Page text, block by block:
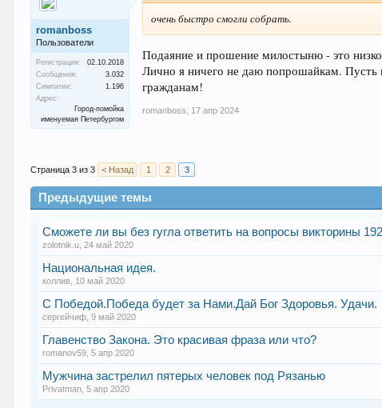
romanboss
Пользователи
Регистрация:
02.10.2018
Сообщения:
3.032
Симпатии:
1.196
Адрес:
Город-помойка
именуемая Петербургом
очень быстро смогли собрать.
Подаяние и прошение милостыню - это
Лично я ничего не даю попрошайкам. Пусть
гражданам!
romanboss 17 апр 2024
Страница 3 из 3 < Назад 1 2 3
Предыдущие темы
Сможете ли вы без гугла ответить на вопросы викторины
zolotnik.u ,24 май 2020
Национальная идея.
коллив 10 май 2020
С Победой.Победа будет за Нами.Дай Бог Здоровья. Удачи.
сергейчиф ,9 май 2020
Главенство Закона. Это красивая фраза или что?
romanov59 ,5 апр 2020
Мужчина застрелил пятерых человек под Рязанью
Privatman ,5 апр 2020